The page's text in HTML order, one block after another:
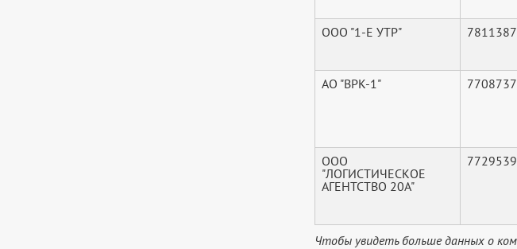
ООО "1-Е УТР"
АО "ВРК-1"
ООО
"ЛОГИСТИЧЕСКОЕ
АГЕНТСТВО 20А"
Чтобы увидеть больше данных о